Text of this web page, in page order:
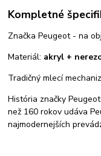
Kompletné
Značka Peugeot - na
Materiál: akryl +
Tradičný mlecí
História značky
než 160 rokov udáva
najmodernejších